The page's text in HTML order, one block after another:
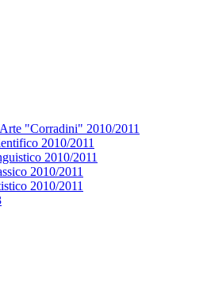
"Corradini" 2010/2011
2010/2011
2010/2011
2010/2011
2010/2011